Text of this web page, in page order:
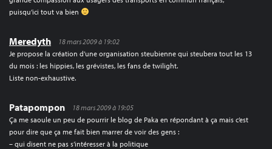
puisqu’ici tout va bien
Meredyth
18 mars 2009 à 19:02
Je propose la création d’une organisation steubienne qui steubera tout les 13
du mois : les hippies, les grévistes, les fans de twilight.
Liste non-exhaustive.
Patapompon
18 mars 2009 à 19:05
Ça me saoule un peu de pourrir le blog de Paka en répondant à ça mais c’est
pour dire que ça me fait bien marrer de voir des gens :
– qui disent ne pas s’intéresser à la politique